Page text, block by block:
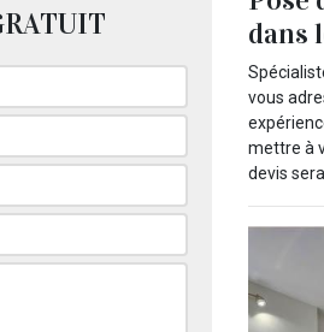
dans
vous
mettre à
devis